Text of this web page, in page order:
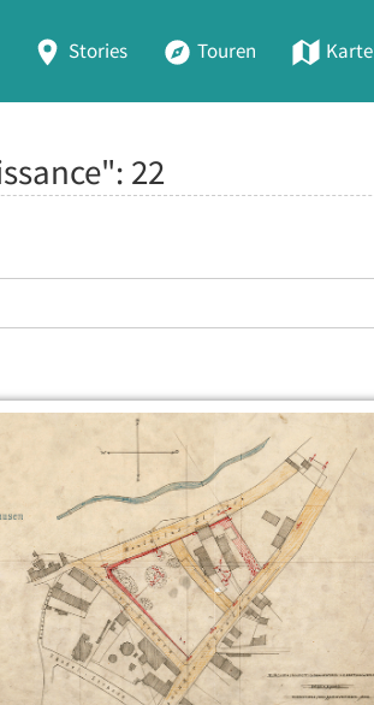
Stories Touren Karte
22